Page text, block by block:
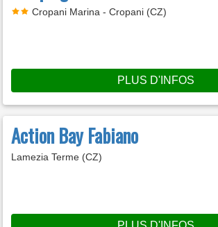
Cropani Marina - Cropani (CZ)
PLUS D'INFOS
Action Bay Fabiano
Lamezia Terme (CZ)